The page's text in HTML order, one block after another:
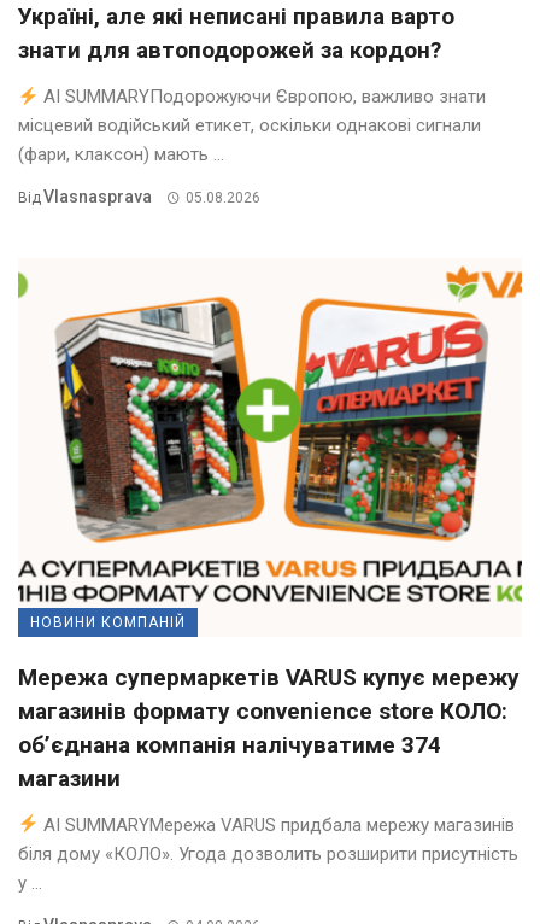
Україні, але які неписані правила варто
знати для автоподорожей за кордон?
AI SUMMARYПодорожуючи Європою, важливо знати
місцевий водійський етикет, оскільки однакові сигнали
(фари, клаксон) мають ...
ВідVlasnasprava 05.08.2026
НОВИНИ КОМПАНІЙ
Мережа супермаркетів VARUS купує мережу
магазинів формату convenience store КОЛО:
об’єднана компанія налічуватиме 374
магазини
AI SUMMARYМережа VARUS придбала мережу магазинів
біля дому «КОЛО». Угода дозволить розширити присутність
у ...